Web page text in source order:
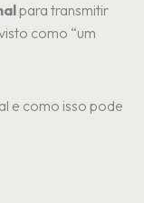
para transmitir
como “um
e como isso pode